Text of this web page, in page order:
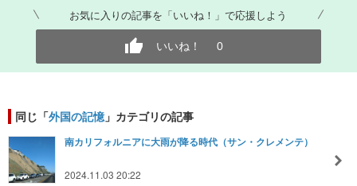
お気に入りの記事を「いいね！」で応援しよう
いいね！ 0
同じ「外国の記憶 」カテゴリの記事
南カリフォルニアに大雨が降る時代（サン・クレメンテ）
2024.11.03 20:22